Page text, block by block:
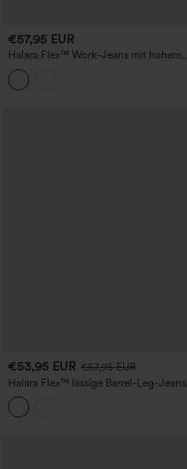
€57,95 EUR
Halara Flex™ Work-Jeans mit hohem
Bund, geradem Bein und Taschen.
€53,95 EUR €57,95 EUR
Halara Flex™ lässige Barrel-Leg-Jeans
mit hohem Bund und Taschen